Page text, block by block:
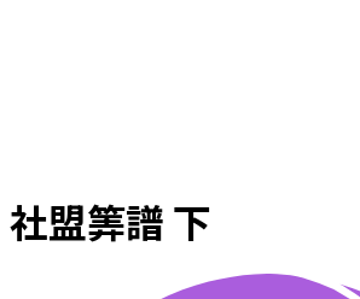
社盟筭譜 下